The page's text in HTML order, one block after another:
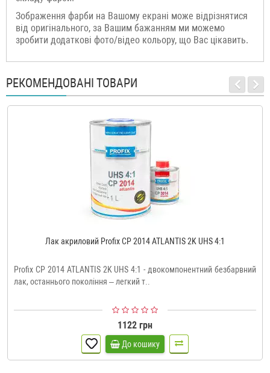
Зображення фарби на Вашому екрані може відрізнятися
від оригінального, за Вашим бажанням ми можемо
зробити додаткові фото/відео кольору, що Вас цікавить.
РЕКОМЕНДОВАНІ ТОВАРИ
Лак акриловий Profix CP 2014 ATLANTIS 2K UHS 4:1
Profix CP 2014 ATLANTIS 2K UHS 4:1 - двокомпонентний безбарвний
лак, останнього покоління – легкий т..
1122 грн
До кошику